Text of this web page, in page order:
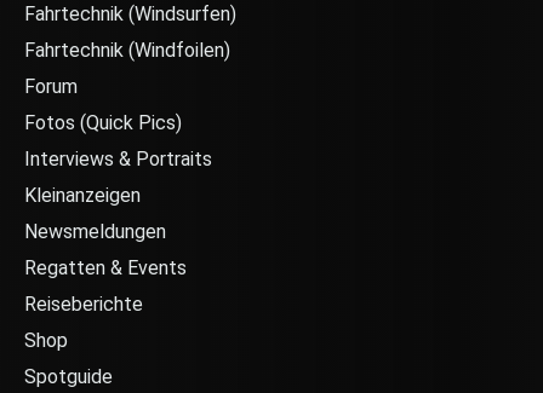
Fahrtechnik (Windsurfen)
Fahrtechnik (Windfoilen)
Forum
Fotos (Quick Pics)
Interviews & Portraits
Kleinanzeigen
Newsmeldungen
Regatten & Events
Reiseberichte
Shop
Spotguide